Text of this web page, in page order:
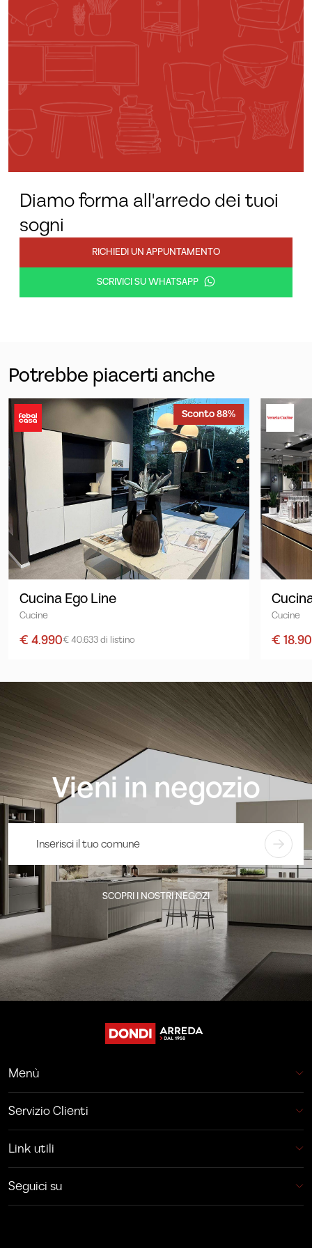
Diamo forma all'arredo dei tuoi
sogni
RICHIEDI UN APPUNTAMENTO
SCRIVICI SU WHATSAPP
Potrebbe piacerti anche
Sconto 88%
Cucina Ego Line
Cucine
€ 4.990€ 40.633 di listino
Cucine
€
Vieni in negozio
SCOPRI I NOSTRI NEGOZI
Menù
Servizio Clienti
Link utili
Seguici su